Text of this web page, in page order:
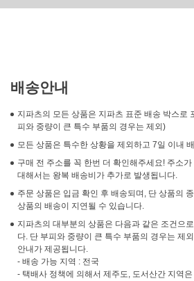
배송안내
지파츠의 모든 상품은 지파츠 표준 배송 박스로
피와 중량이 큰 특수 부품의 경우는 제외)
모든 상품은 특수한 상황을 제외하고 7일 이내
구매 전 주소를 꼭 한번 더 확인해주세요! 주소
대해서는 왕복 배송비가 추가로 발생됩니다.
주문 상품은 입금 확인 후 배송되며, 단 상품의
상품의 배송이 지연될 수 있습니다.
지파츠의 대부분의 상품은 다음과 같은 조건으
다. 단 부피와 중량이 큰 특수 부품의 경우는 제
안내가 제공됩니다.
- 배송 가능 지역 : 전국
- 택배사 정책에 의해서 제주도, 도서산간 지역